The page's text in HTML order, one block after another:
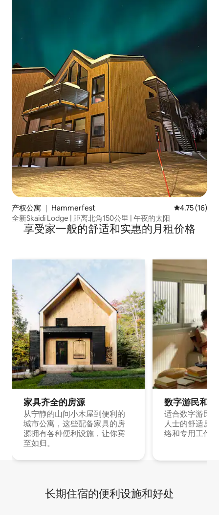
产权公寓 ｜ Hammerfest 平均评分
4.75 (16)
全新Skaidi Lodge | 距离北角150公里 | 午夜的太阳
享受家一般的舒适和实惠的月租价格
家具齐全的房源
从宁静的山间小木屋到便利的
城市公寓，这些配备家具的房
源拥有各种便利设施，让你宾
至如归。
数字游民和
适合数字游民
人士的舒适房
络和专用工作
长期住宿的便利设施和好处